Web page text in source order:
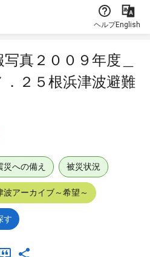
ヘルプEnglish
真２００９年度＿
．２５根浜津波避難
災への備え 被災状況
波アーカイブ～希望～
す